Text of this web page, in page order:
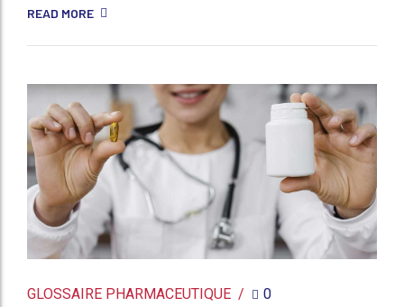
READ MORE
GLOSSAIRE PHARMACEUTIQUE 0